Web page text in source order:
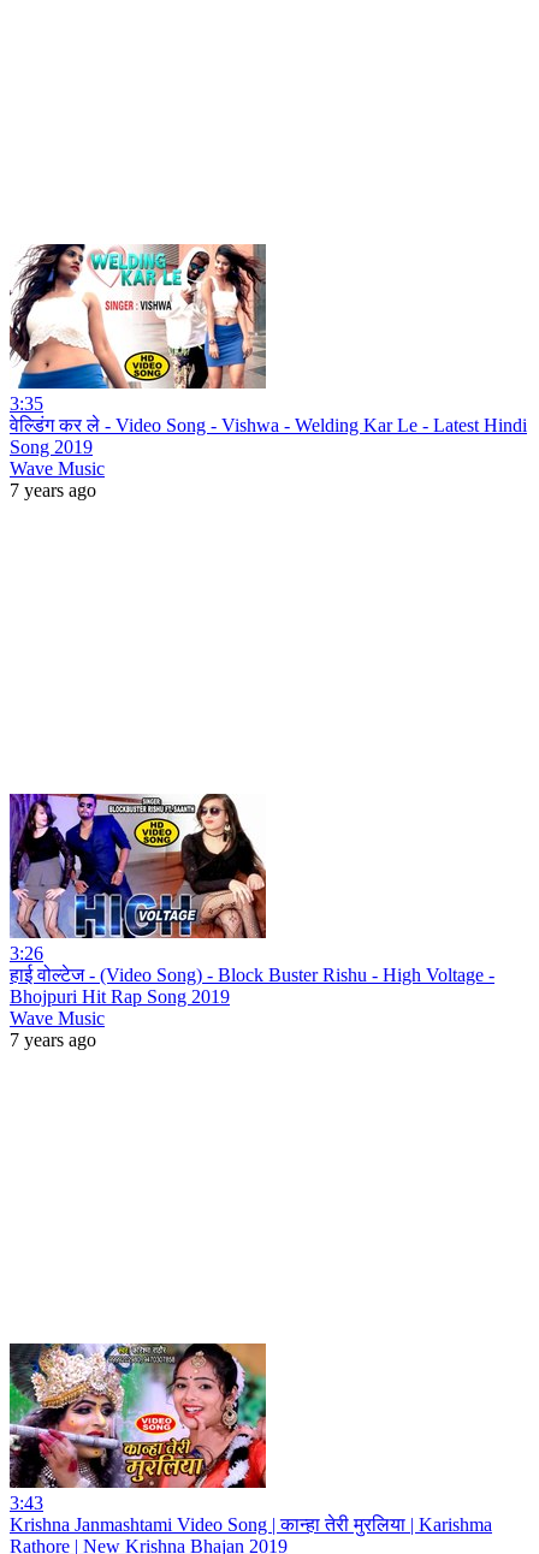
3:35
वेल्डिंग कर ले - Video Song - Vishwa - Welding Kar Le - Latest Hindi
Song 2019
Wave Music
7 years ago
3:26
हाई वोल्टेज - (Video Song) - Block Buster Rishu - High Voltage -
Bhojpuri Hit Rap Song 2019
Wave Music
7 years ago
3:43
Krishna Janmashtami Video Song | कान्हा तेरी मुरलिया | Karishma
Rathore | New Krishna Bhajan 2019